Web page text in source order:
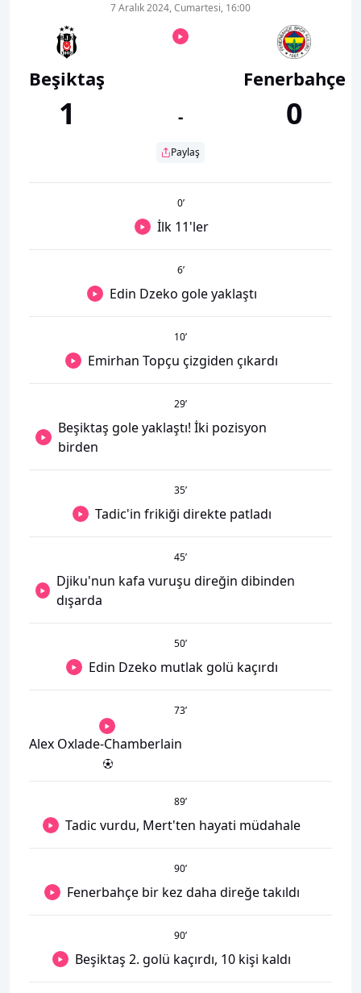
Beşiktaş
1
7 Aralık 2024, Cumartesi, 16:00
-
Paylaş
Fenerbahçe
0
0’
İlk 11'ler
6’
Edin Dzeko gole yaklaştı
10’
Emirhan Topçu çizgiden çıkardı
29’
Beşiktaş gole yaklaştı! İki pozisyon
birden
35’
Tadic'in frikiği direkte patladı
45’
Djiku'nun kafa vuruşu direğin dibinden
dışarda
50’
Edin Dzeko mutlak golü kaçırdı
73’
Alex Oxlade-Chamberlain
89’
Tadic vurdu, Mert'ten hayati müdahale
90’
Fenerbahçe bir kez daha direğe takıldı
90’
Beşiktaş 2. golü kaçırdı, 10 kişi kaldı